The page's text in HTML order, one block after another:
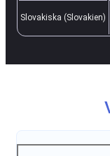
Slovakiska (Slovakien)